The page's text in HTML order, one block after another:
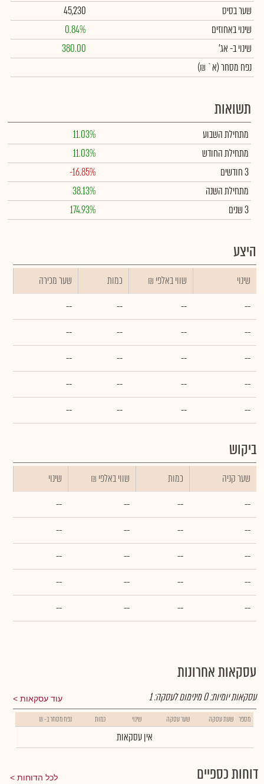
שער בסיס
45,230
שינוי באחוזים
0.84%
שינויב- אג'
380.00
נפח מסחר(א` ₪)
תשואות
מתחילת השבוע
11.03%
מתחילת החודש
11.03%
3 חודשים
-16.85%
מתחילת השנה
38.13%
3 שנים
174.93%
היצע
שינוי ₪ שווי באלפי כמות
שער מכירה
--
--
--
--
--
--
--
--
--
--
--
--
--
--
--
--
--
--
--
--
ביקוש
שער קניה כמות ₪ שווי באלפי
שינוי
--
--
--
--
--
--
--
--
--
--
--
--
--
--
--
--
--
--
--
--
עסקאות אחרונות
עוד עסקאות עסקאות יומיות:0מינימום לעסקה:1
מספר שעת עסקה שער עסקה שינוי כמות נפח מסחר ב- ₪
אין עסקאות
דוחות כספיים לכל הדוחות